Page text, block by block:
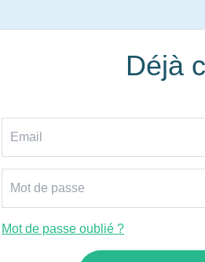
Déjà
Mot de passe oublié ?